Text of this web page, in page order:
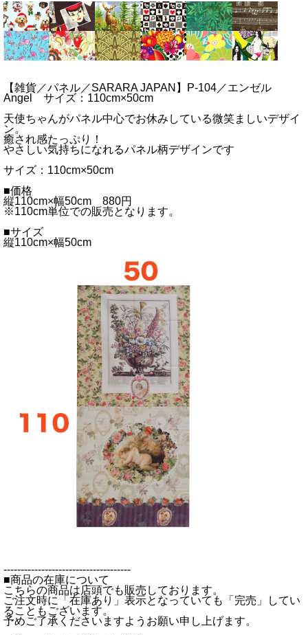
【雑貨／パネル／SARARA JAPAN】P-104／エンゼル
Angel サイズ：110cm×50cm
天使ちゃんがパネル中心でお休みしている微笑ましいデザイ
ン。
癒され感たっぷり！
やさしい気持ちになれるパネル柄デザインです
サイズ：110cm×50cm
■価格
縦110cm×幅50cm 880円
※110cm単位での販売となります。
■サイズ
縦110cm×幅50cm
-------------------------------------
■商品の在庫について
こちらの商品は店頭でも販売しております。
ご注文時に「在庫あり」表示となっていても「完売」してい
ることもございます。
予めご了承くださいますようお願い申し上げます。